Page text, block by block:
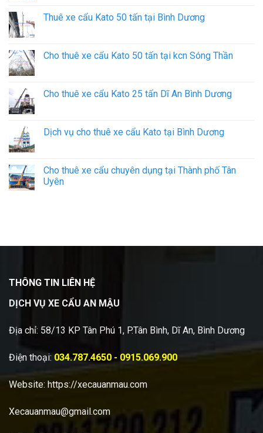
Thuê xe cẩu Kato 50 tấn tại Bình Dương
Cho thuê xe cẩu Kato 50 tấn tại kcn Sóng Thần
Cho thuê xe cẩu Kato 25 tấn Dĩ An Bình Dương
Dịch vụ cho thuê xe cẩu Kato tại Bình Dương
Cho thuê xe cẩu chuyên dụng tại Thành phố Tân
Uyên
THÔNG TIN LIÊN HỆ
DỊCH VỤ XE CẨU AN MẬU
Địa chỉ: 58/13 KP Tân Phú 1, P.Tân Bình, Dĩ An, Bình Dương
Điện thoại: 034.787.4650 - 0915.069.900
Website: https://xecauanmau.com
Xecauanmau@gmail.com